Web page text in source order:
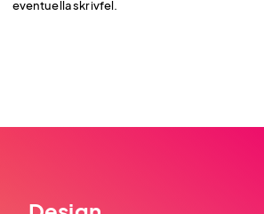
eventuella skrivfel.